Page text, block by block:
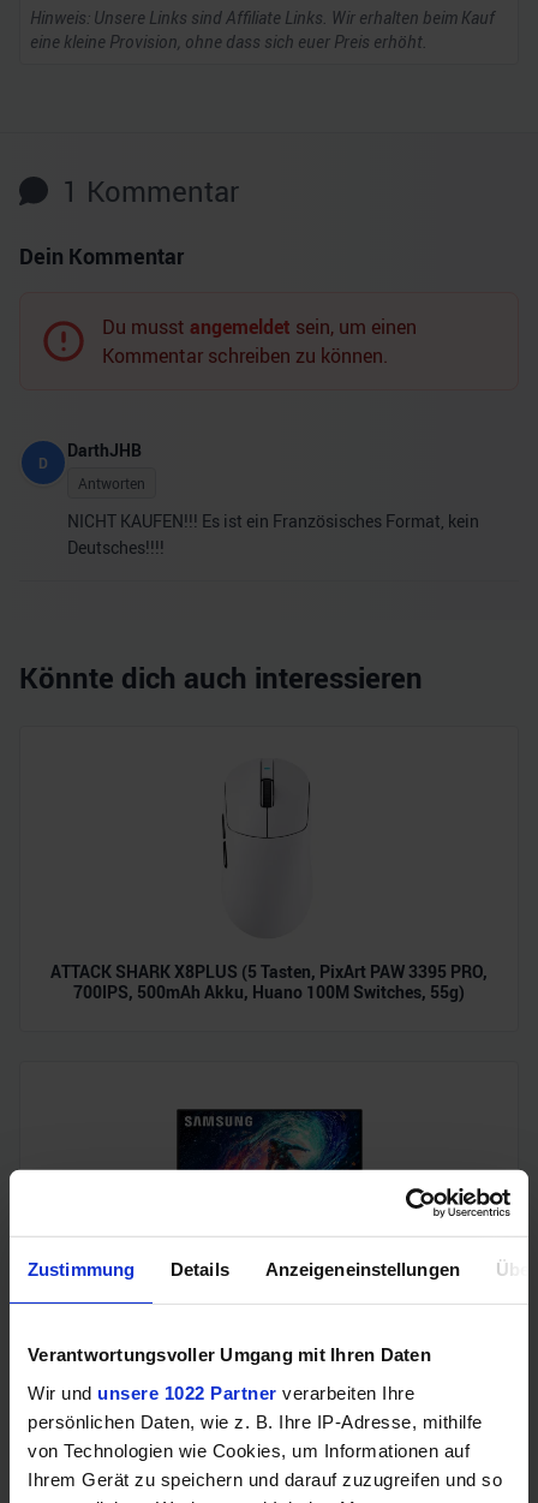
Zustimmung Details Anzeigeneinstellungen
Verantwortungsvoller Umgang mit Ihren Daten
Wir und unsere 1022 Partner verarbeiten Ihre
persönlichen Daten, wie z. B. Ihre IP-Adresse, mithilfe
von Technologien wie Cookies, um Informationen auf
Ihrem Gerät zu speichern und darauf zuzugreifen und so
Hinweis: Unsere Links sind Affiliate Links. Wir erhalten beim Kauf
eine kleine Provision, ohne dass sich euer Preis erhöht.
1 Kommentar
Dein Kommentar
Du musst angemeldet sein, um einen
Kommentar schreiben zu können.
D
DarthJHB
Antworten
NICHT KAUFEN!!! Es ist ein Französisches Format, kein
Deutsches!!!!
Könnte dich auch interessieren
ATTACK SHARK X8PLUS (5 Tasten, PixArt PAW 3395 PRO,
700IPS, 500mAh Akku, Huano 100M Switches, 55g)
Samsung Odyssey OLED G6 (240Hz, WQHD, 27", QD-OLED,